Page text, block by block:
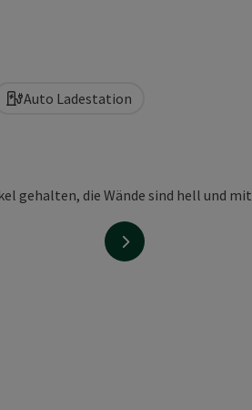
nächstes Element
Auto Ladestation